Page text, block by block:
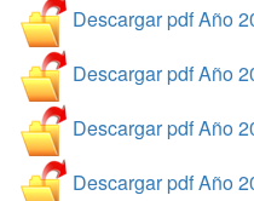
Descargar pdf Año
Descargar pdf Año
Descargar pdf Año
Descargar pdf Año